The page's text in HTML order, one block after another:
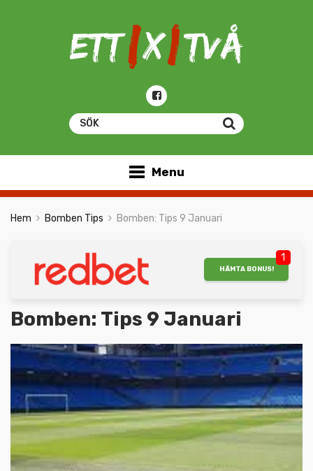
Menu
Hem Bomben Tips Bomben: Tips 9 Januari
1
HÄMTA BONUS!
Bomben: Tips 9 Januari